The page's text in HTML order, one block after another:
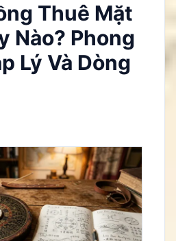
Thuê Mặt
Nào? Phong
Lý Và Dòng